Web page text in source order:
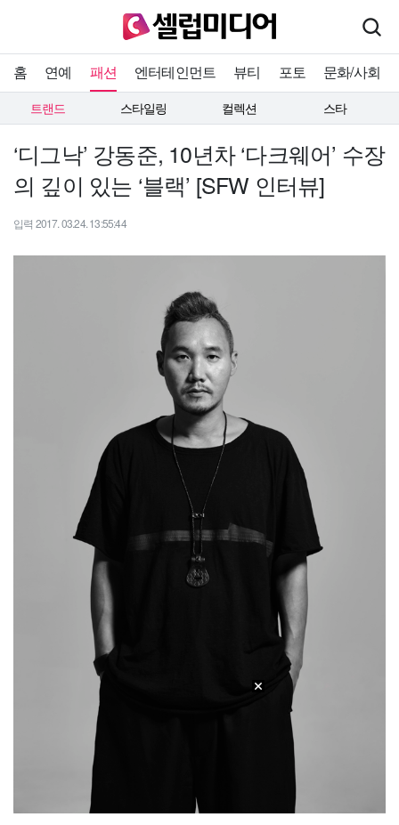
홈 연예 패션 엔터테인먼트 뷰티 포토 문화/사회
트랜드 스타일링 컬렉션 스타
‘디그낙’ 강동준, 10년차 ‘다크웨어’ 수장
의 깊이 있는 ‘블랙’ [SFW 인터뷰]
입력 2017. 03.24. 13:55:44